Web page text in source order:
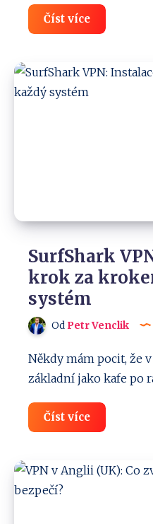
Číst víceJak
nainstalovat
Návod
SurfShark
krok za
systém
Od Petr Venclik
Někdy mám pocit, že
základní jako kafe po
Číst víceSurfShark
VPN:
za
krokem